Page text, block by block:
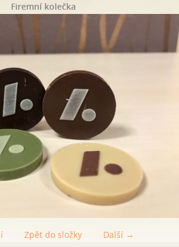
Firemní kolečka
Další →
Zpět do složky